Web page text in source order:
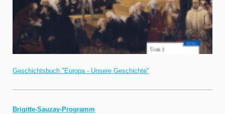
Geschichtsbuch "Europa - Unsere Geschichte"
Brigitte-Sauzay-Programm